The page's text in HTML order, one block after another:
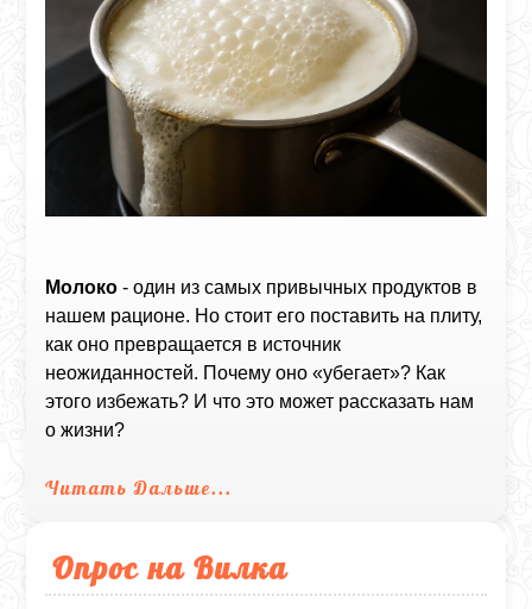
Молоко - один из самых привычных продуктов в
нашем рационе. Но стоит его поставить на плиту,
как оно превращается в источник
неожиданностей. Почему оно «убегает»? Как
этого избежать? И что это может рассказать нам
о жизни?
Читать Дальше...
Опрос на Вилка